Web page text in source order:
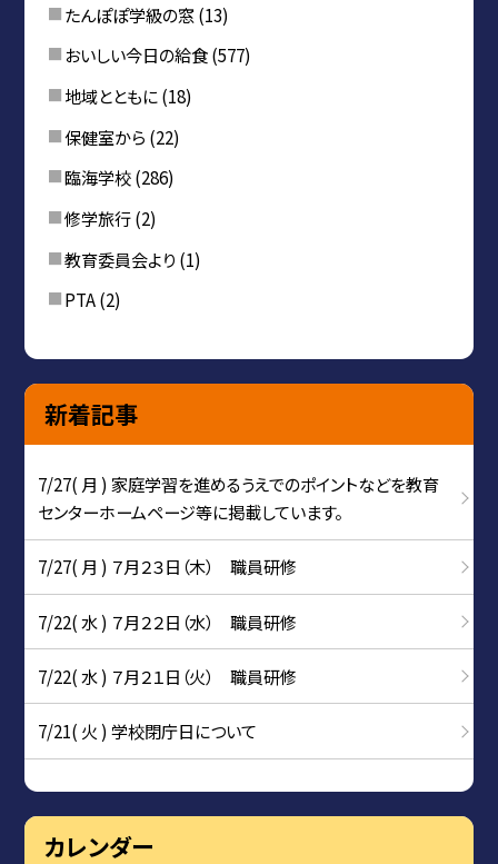
たんぽぽ学級の窓(13)
おいしい今日の給食(577)
地域とともに(18)
保健室から (22)
臨海学校(286)
修学旅行(2)
教育委員会より (1)
PTA(2)
新着記事
7/27( 月 ) 家庭学習を進めるうえでのポイントなどを教育
センターホームページ等に掲載しています。
7/27( 月 ) ７月２３日（木） 職員研修
7/22( 水 ) ７月２２日（水） 職員研修
7/22( 水 ) ７月２１日（火） 職員研修
7/21( 火 ) 学校閉庁日について
カレンダー